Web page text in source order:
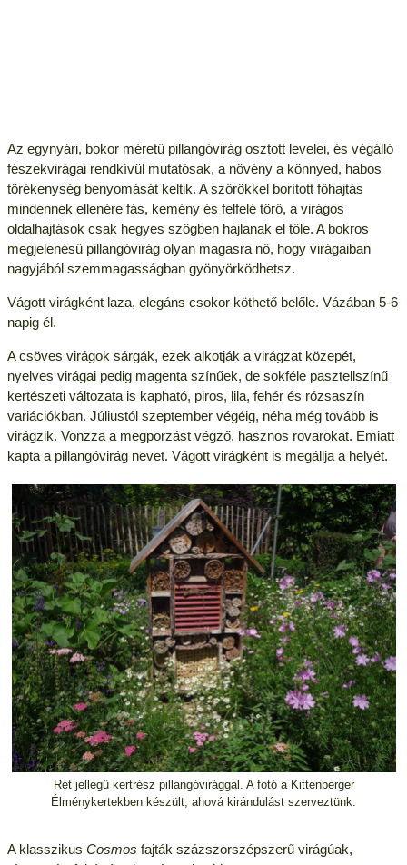
Az egynyári, bokor méretű pillangóvirág osztott levelei, és végálló
fészekvirágai rendkívül mutatósak, a növény a könnyed, habos
törékenység benyomását keltik. A szőrökkel borított főhajtás
mindennek ellenére fás, kemény és felfelé törő, a virágos
oldalhajtások csak hegyes szögben hajlanak el tőle. A bokros
megjelenésű pillangóvirág olyan magasra nő, hogy virágaiban
nagyjából szemmagasságban gyönyörködhetsz.
Vágott virágként laza, elegáns csokor köthető belőle. Vázában 5-6
napig él.
A csöves virágok sárgák, ezek alkotják a virágzat közepét,
nyelves virágai pedig magenta színűek, de sokféle pasztellszínű
kertészeti változata is kapható, piros, lila, fehér és rózsaszín
variációkban. Júliustól szeptember végéig, néha még tovább is
virágzik. Vonzza a megporzást végző, hasznos rovarokat. Emiatt
kapta a pillangóvirág nevet. Vágott virágként is megállja a helyét.
Rét jellegű kertrész pillangóvirággal. A fotó a Kittenberger
Élménykertekben készült, ahová kirándulást szerveztünk.
A klasszikus Cosmos fajták százszorszépszerű virágúak,